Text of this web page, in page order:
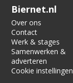
Verification code:
Biernet.nl
Over ons
Contact
Werk & stages
Samenwerken &
adverteren
Cookie instellingen